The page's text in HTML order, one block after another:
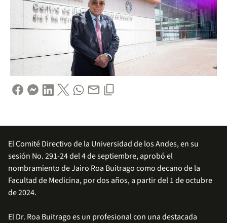
El Comité Directivo de la Universidad de los Andes, en su
sesión No. 291-24 del 4 de septiembre, aprobó el
nombramiento de Jairo Roa Buitrago como decano de la
Facultad de Medicina, por dos años, a partir del 1 de octubre
de 2024.
El Dr. Roa Buitrago es un profesional con una destacada